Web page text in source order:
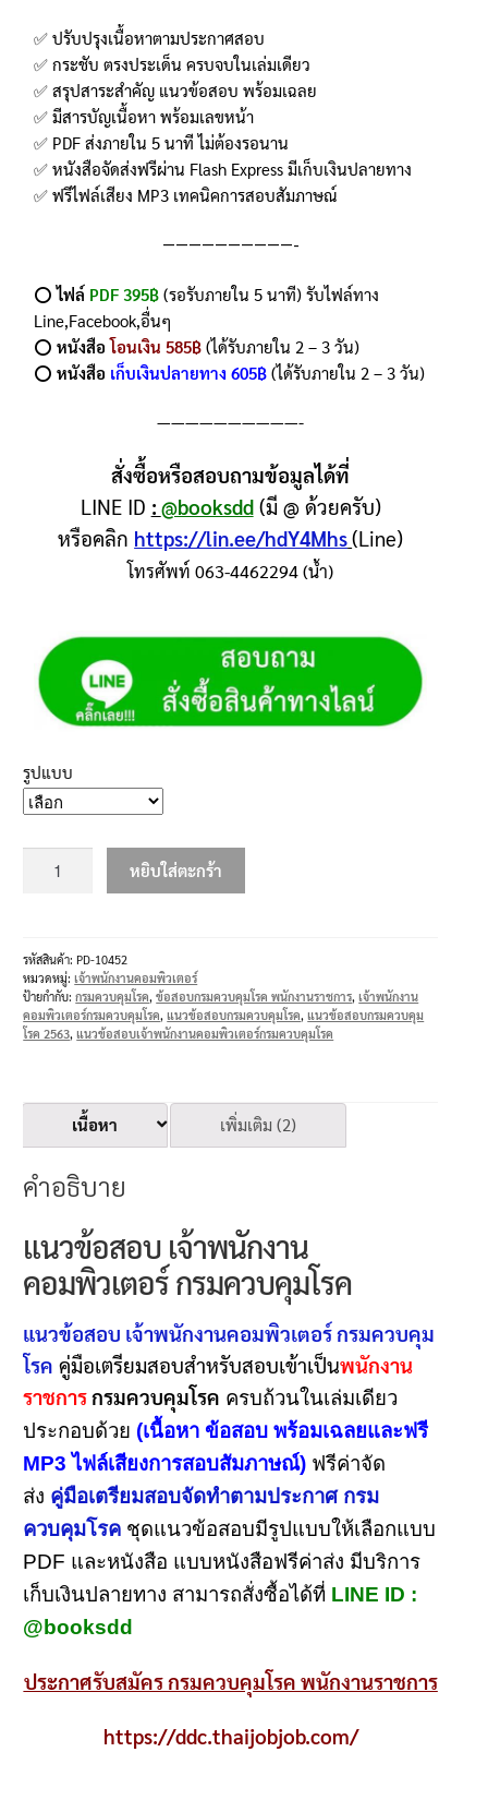
✅ ปรับปรุงเนื้อหาตามประกาศสอบ
✅ กระชับ ตรงประเด็น ครบจบในเล่มเดียว
✅ สรุปสาระสำคัญ แนวข้อสอบ พร้อมเฉลย
✅ มีสารบัญเนื้อหา พร้อมเลขหน้า
✅ PDF ส่งภายใน 5 นาที ไม่ต้องรอนาน
✅ หนังสือจัดส่งฟรีผ่าน Flash Express มีเก็บเงินปลายทาง
✅ ฟรีไฟล์เสียง MP3 เทคนิคการสอบสัมภาษณ์
——————————-
⭕️ไฟล์ PDF 395฿ (รอรับภายใน 5 นาที) รับไฟล์ทาง
Line,Facebook,อื่นๆ
⭕️หนังสือโอนเงิน 585฿ (ได้รับภายใน 2 – 3 วัน)
⭕️หนังสือ เก็บเงินปลายทาง 605฿ (ได้รับภายใน 2 – 3 วัน)
——————————-
สั่งซื้อหรือสอบถามข้อมูลได้ที่
LINE ID : @booksdd(มี @ ด้วยครับ)
หรือคลิก https://lin.ee/hdY4Mhs(Line)
โทรศัพท์ 063-4462294 (น้ำ)
รูปแบบ
หยิบใส่ตะกร้า
รหัสสินค้า:PD-10452
หมวดหมู่:เจ้าพนักงานคอมพิวเตอร์
ป้ายกำกับ:กรมควบคุมโรค,ข้อสอบกรมควบคุมโรค พนักงานราชการ,เจ้าพนักงาน
คอมพิวเตอร์กรมควบคุมโรค,แนวข้อสอบกรมควบคุมโรค,แนวข้อสอบกรมควบคุม
โรค 2563,แนวข้อสอบเจ้าพนักงานคอมพิวเตอร์กรมควบคุมโรค
เนื้อหา เพิ่มเติม (2)
คำอธิบาย
แนวข้อสอบ เจ้าพนักงาน
คอมพิวเตอร์ กรมควบคุมโรค
แนวข้อสอบ เจ้าพนักงานคอมพิวเตอร์ กรมควบคุม
โรค คู่มือเตรียมสอบสำหรับสอบเข้าเป็นพนักงาน
ราชการกรมควบคุมโรค ครบถ้วนในเล่มเดียว
ประกอบด้วย (เนื้อหา ข้อสอบ พร้อมเฉลยและฟรี
MP3 ไฟล์เสียงการสอบสัมภาษณ์) ฟรีค่าจัด
ส่ง คู่มือเตรียมสอบจัดทำตามประกาศ กรม
ควบคุมโรค ชุดแนวข้อสอบมีรูปแบบให้เลือกแบบ
PDF และหนังสือ แบบหนังสือฟรีค่าส่ง มีบริการ
เก็บเงินปลายทาง สามารถสั่งซื้อได้ที่ LINE ID :
@booksdd
ประกาศรับสมัคร กรมควบคุมโรค พนักงานราชการ
https://ddc.thaijobjob.com/